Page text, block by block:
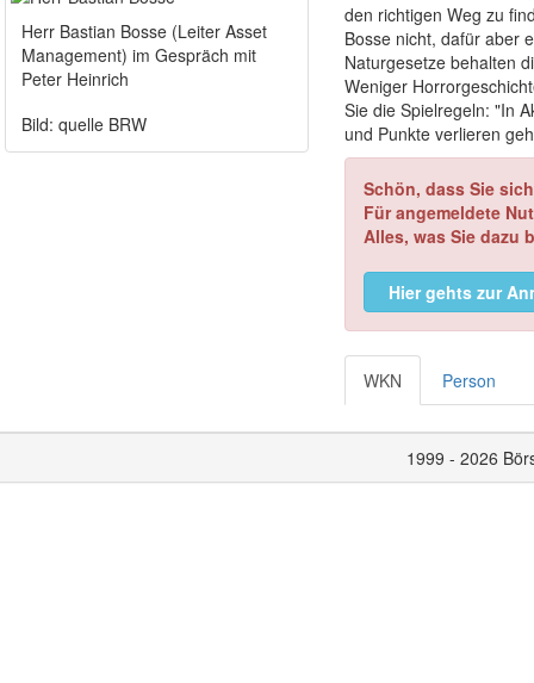
Herr Bastian Bosse (Leiter Asset
Management) im Gespräch mit
Peter Heinrich
Bild: quelle BRW
den richtigen Weg zu
Bosse nicht, dafür aber
Naturgesetze behalten
Weniger
Sie die Spielregeln: "In
und Punkte verlieren
Schön, dass Sie
Für angemeldete
Alles, was Sie dazu
Hier gehts zur
WKN Person
1999 - 2026